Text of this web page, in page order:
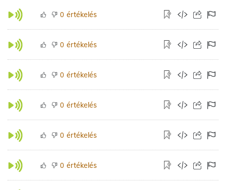
0 értékelés
0 értékelés
0 értékelés
0 értékelés
0 értékelés
0 értékelés